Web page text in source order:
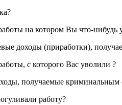
на котором Вы что-нибудь
доходы (приработки),
с которого Вас уволили ?
получаемые криминальным
работу?